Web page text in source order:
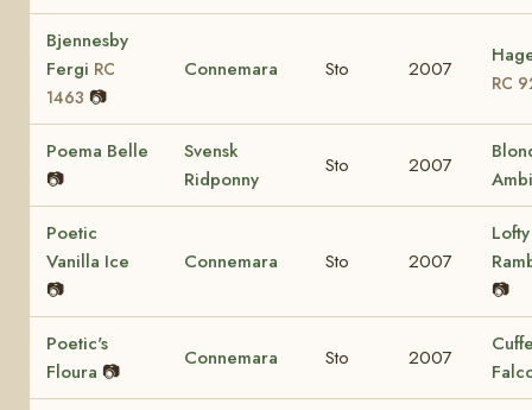
Bjennesby
Fergi RC
1463 📷
Connemara Sto 2007
RC
Poema Belle
📷
Svensk
Ridponny
Sto 2007
Poetic
Vanilla Ice
📷
Connemara Sto 2007
📷
Poetic's
Floura 📷
Connemara Sto 2007